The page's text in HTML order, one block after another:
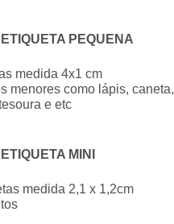
PEQUENA
medida 4x1 cm
menores como lápis, caneta,
e etc
MINI
medida 2,1 x 1,2cm